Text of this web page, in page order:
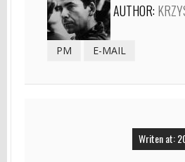
AUTHOR:
PM E-MAIL
Writen at: